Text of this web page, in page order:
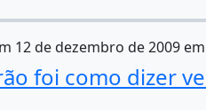
12 de dezembro de 2009 em
foi como dizer